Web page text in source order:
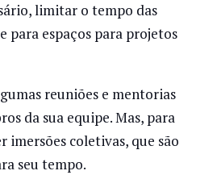
limitar o tempo das
para espaços para projetos
reuniões e mentorias
da sua equipe. Mas, para
imersões coletivas, que são
seu tempo.